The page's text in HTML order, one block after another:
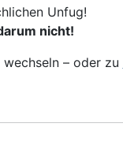
Unfug!
nicht!
wechseln – oder zu